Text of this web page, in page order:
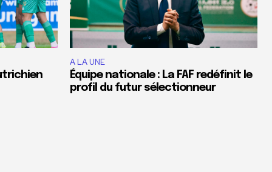
A LA UNE
Équipe nationale : La FAF redéfinit le
profil du futur sélectionneur